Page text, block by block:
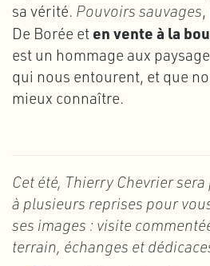
sa vérité. Pouvoirs sauvages
De Borée et en vente à la
est un hommage aux
qui nous entourent, et que
mieux connaître.
Cet été, Thierry Chevrier
à plusieurs reprises pour
ses images : visite
terrain, échanges et